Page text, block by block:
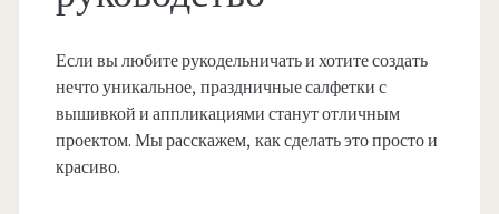
Если вы любите рукодельничать и хотите создать
нечто уникальное, праздничные салфетки с
вышивкой и аппликациями станут отличным
проектом. Мы расскажем, как сделать это просто и
красиво.